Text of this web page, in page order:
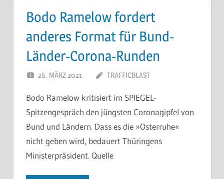
Bodo Ramelow fordert
anderes Format für Bund-
Länder-Corona-Runden
26. MÄRZ 2021 TRAFFICBLAST
Bodo Ramelow kritisiert im SPIEGEL-
Spitzengespräch den jüngsten Coronagipfel von
Bund und Ländern. Dass es die »Osterruhe«
nicht geben wird, bedauert Thüringens
Ministerpräsident. Quelle